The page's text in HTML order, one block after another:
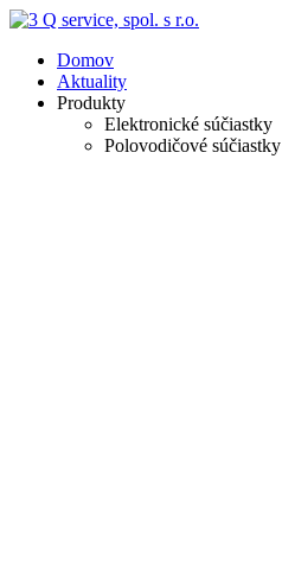
Domov
Aktuality
Produkty
Elektronické súčiastky
Polovodičové súčiastky